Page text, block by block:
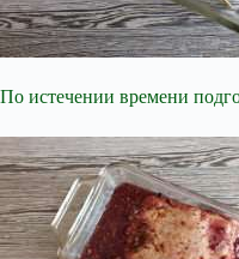
По истечении времени